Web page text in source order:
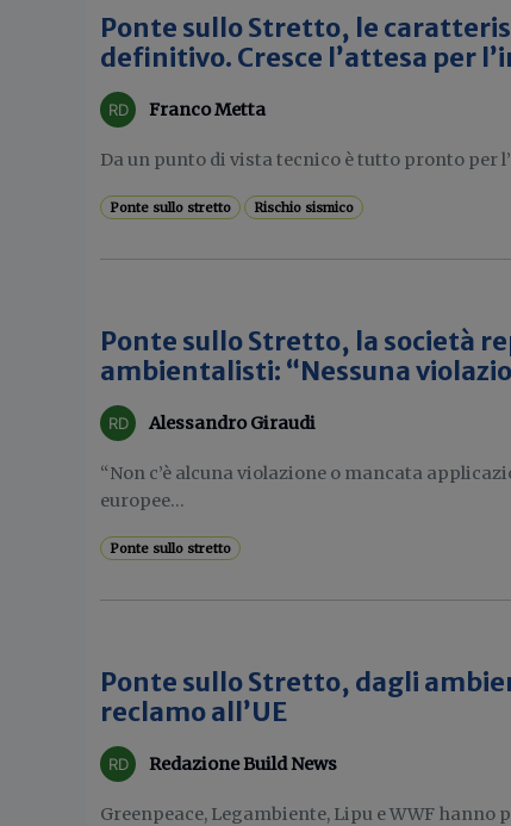
Ponte sullo Stretto, le
definitivo. Cresce l’attesa per
Franco Metta
Da un punto di vista tecnico è tutto pronto per
Ponte sullo stretto Rischio sismico
Ponte sullo Stretto, la società
ambientalisti: “Nessuna
Alessandro Giraudi
“Non c’è alcuna violazione o mancata
europee...
Ponte sullo stretto
Ponte sullo Stretto, dagli
reclamo all’UE
Redazione Build News
Greenpeace, Legambiente, Lipu e WWF hanno